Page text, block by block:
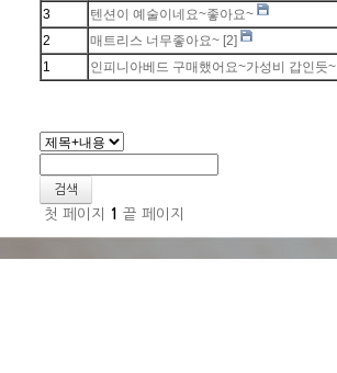
3
텐션이 예술이네요~좋아요~
2
매트리스 너무좋아요~ [2]
1
인피니아베드 구매했어요~가성비 갑인듯~
검색
첫 페이지 1 끝 페이지